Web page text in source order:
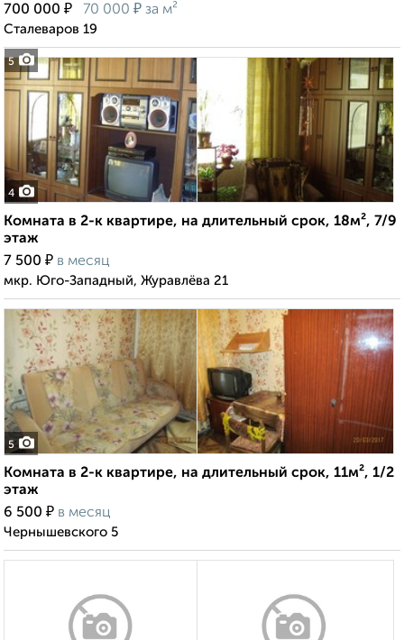
5
700 000 ₽ 70 000 ₽ за м²
Сталеваров 19
4
Комната в 2-к квартире, на длительный срок, 18м², 7/9
этаж
7 500 ₽ в месяц
мкр. Юго-Западный, Журавлёва 21
5
Комната в 2-к квартире, на длительный срок, 11м², 1/2
этаж
6 500 ₽ в месяц
Чернышевского 5